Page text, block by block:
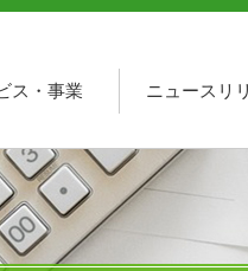
ス・事業 ニュースリ